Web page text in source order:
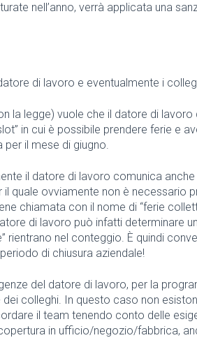
nell’anno, verrà applicata una
di lavoro e eventualmente i
la legge) vuole che il datore di
in cui è possibile prendere ferie e
per il mese di giugno.
il datore di lavoro comunica
il quale ovviamente non è necessario
chiamata con il nome di “ferie
di lavoro può infatti determinare
rientrano nel conteggio. È quindi
di chiusura aziendale!
del datore di lavoro, per la
colleghi. In questo caso non
il team tenendo conto delle
in ufficio/negozio/fabbrica,